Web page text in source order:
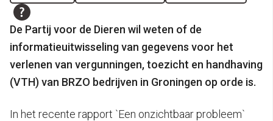
De Partij voor de Dieren wil weten of de
informatieuitwisseling van gegevens voor het
verlenen van vergunningen, toezicht en handhaving
(VTH) van BRZO bedrijven in Groningen op orde is.
In het recente rapport `Een onzichtbaar probleem`